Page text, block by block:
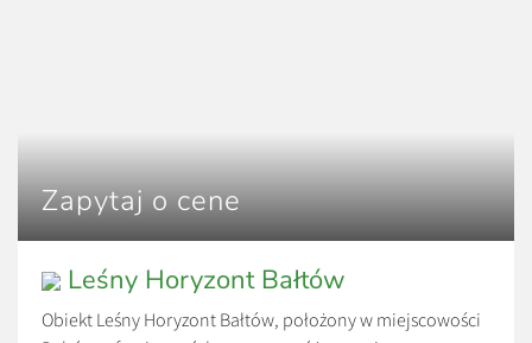
Zapytaj o cene
Leśny Horyzont Bałtów
Obiekt Leśny Horyzont Bałtów, położony w miejscowości